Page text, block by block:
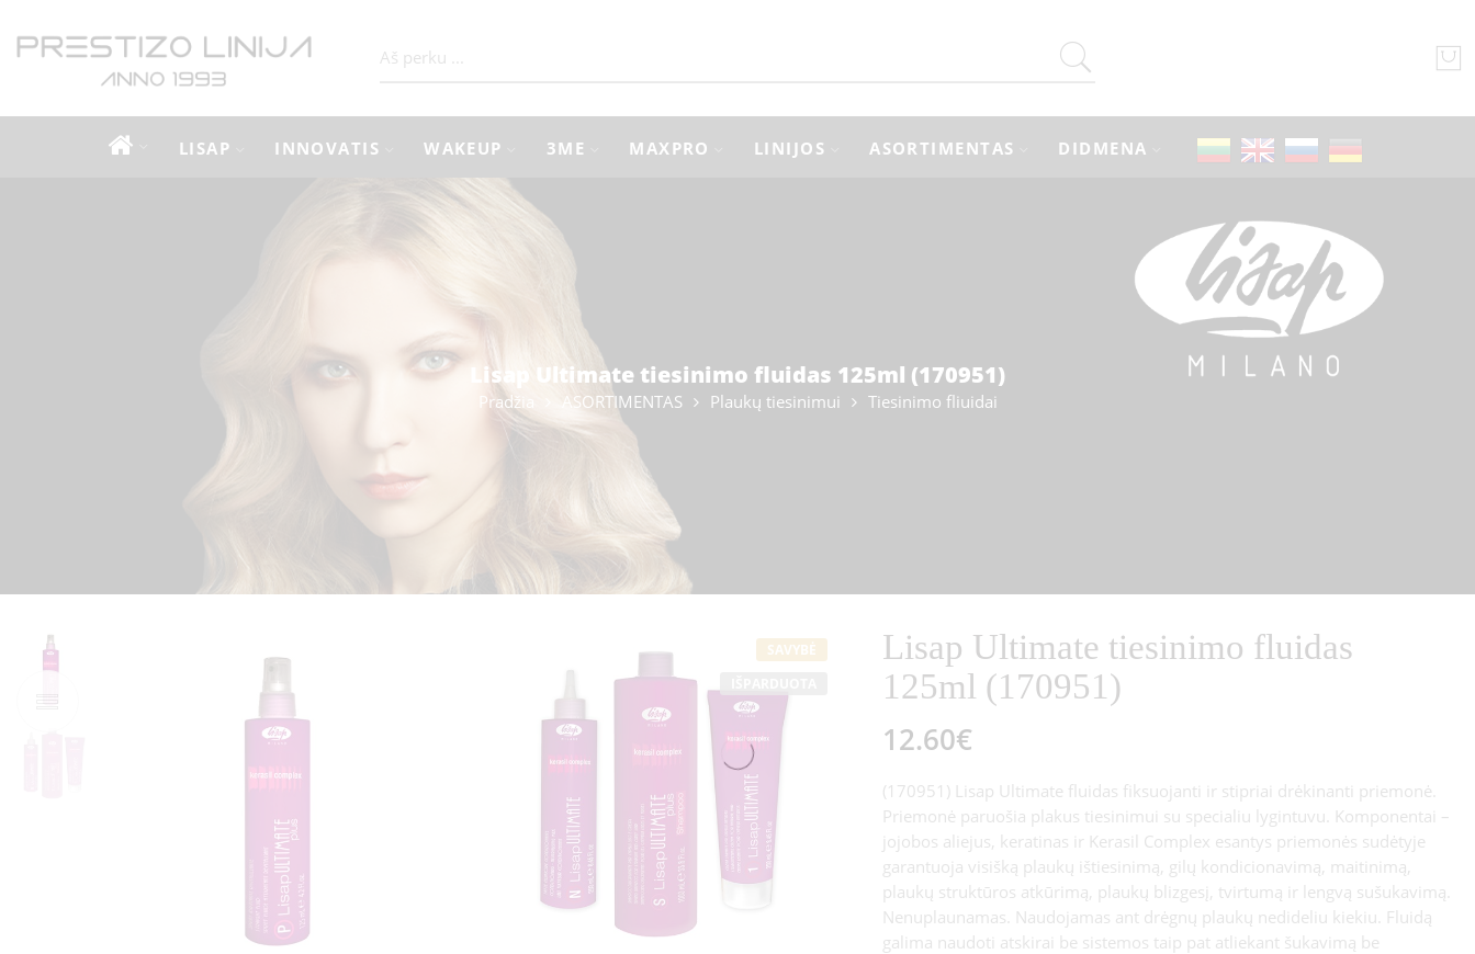
LISAP INNOVATIS WAKEUP 3ME MAXPRO LINIJOS ASORTIMENTAS DIDMENA
Lisap Ultimate tiesinimo fluidas 125ml (170951)
Pradžia ASORTIMENTAS Plaukų tiesinimui Tiesinimo fliuidai
SAVYBĖ
Lisap Ultimate tiesinimo fluidas
125ml (170951)
12.60€
(170951) Lisap Ultimate fluidas fiksuojanti ir stipriai drėkinanti priemonė.
Priemonė paruošia plakus tiesinimui su specialiu lygintuvu. Komponentai –
jojobos aliejus, keratinas ir Kerasil Complex esantys priemonės sudėtyje
garantuoja visišką plaukų ištiesinimą, gilų kondicionavimą, maitinimą,
plaukų struktūros atkūrimą, plaukų blizgesį, tvirtumą ir lengvą sušukavimą.
Nenuplaunamas. Naudojamas ant drėgnų plaukų nedideliu kiekiu. Fluidą
galima naudoti atskirai be sistemos taip pat atliekant šukavimą be